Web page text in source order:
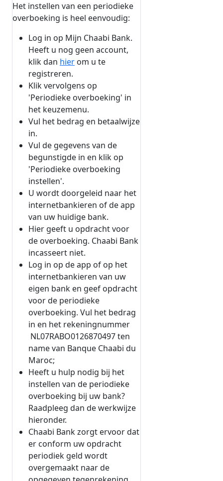
Het instellen van een periodieke
overboeking is heel eenvoudig:
Log in op Mijn Chaabi Bank.
Heeft u nog geen account,
klik dan hier om u te
registreren.
Klik vervolgens op
'Periodieke overboeking' in
het keuzemenu.
Vul het bedrag en betaalwijze
in.
Vul de gegevens van de
begunstigde in en klik op
'Periodieke overboeking
instellen'.
U wordt doorgeleid naar het
internetbankieren of de app
van uw huidige bank.
Hier geeft u opdracht voor
de overboeking. Chaabi Bank
incasseert niet.
Log in op de app of op het
internetbankieren van uw
eigen bank en geef opdracht
voor de periodieke
overboeking. Vul het bedrag
in en het rekeningnummer
NL07RABO0126870497 ten
name van Banque Chaabi du
Maroc;
Heeft u hulp nodig bij het
instellen van de periodieke
overboeking bij uw bank?
Raadpleeg dan de werkwijze
hieronder.
Chaabi Bank zorgt ervoor dat
er conform uw opdracht
periodiek geld wordt
overgemaakt naar de